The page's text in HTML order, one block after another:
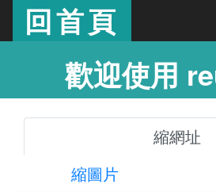
回首頁
歡迎使用
縮網址
縮圖片